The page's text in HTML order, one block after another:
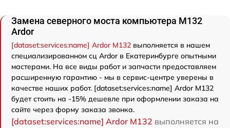
Замена северного моста компьютера M132
Ardor
[dataset:services:name] Ardor M132 выполняется в нашем
специализированном сц Ardor в Екатеринбурге опытными
мастерами. На все виды работ и запчасти предоставляем
расширенную гарантию - мы в сервис-центре уверены в
качестве наших работ. [dataset:services:name] Ardor M132
будет стоить на -15% дешевле при оформлении заказа на
сайте через форму заказа звонка.
[dataset:services:name] Ardor M132 выполняется на